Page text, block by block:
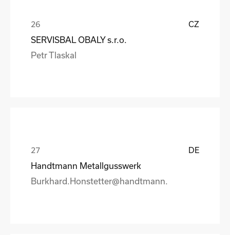
CZ
SERVISBAL OBALY s.r.o.
Petr Tlaskal
DE
Handtmann Metallgusswerk
Burkhard.Honstetter@handtmann.